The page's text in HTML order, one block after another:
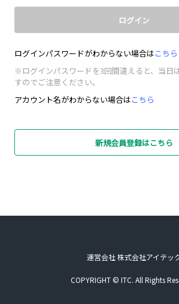
ログイン
ログインパスワードがわからない場合はこちら
※ログインパスワードを3回間違えると、当日
すのでご注意ください。
アカウント名がわからない場合はこちら
新規会員登録はこちら
運営会社 株式会社アイテッ
COPYRIGHT © ITC. All Rights